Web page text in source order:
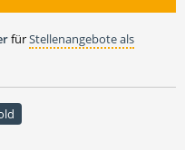
fürStellenangebote als